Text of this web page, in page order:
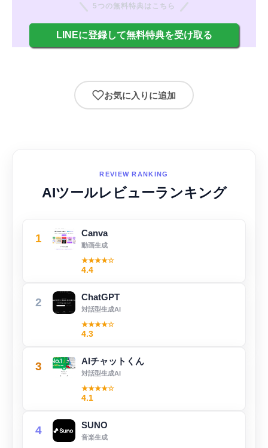
5つの無料特典はこちら
LINEに登録して無料特典を受け取る
お気に入りに追加
REVIEW RANKING
AIツールレビューランキング
1 Canva
動画生成
★★★★☆
4.4
2 ChatGPT
対話型生成AI
★★★★☆
4.3
3 AIチャットくん
対話型生成AI
★★★★☆
4.1
4 SUNO
音楽生成